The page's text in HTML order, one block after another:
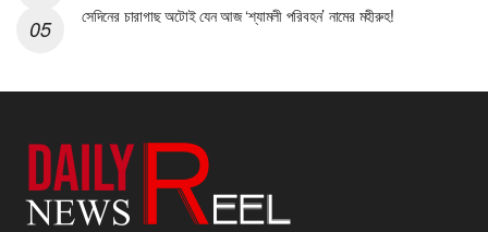
সেদিনের চারাগাছ অটোই যেন আজ ‘শ্যামলী পরিবহন’ নামের মহীরুহ!